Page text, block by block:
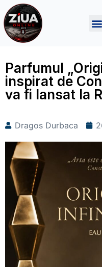
Parfumul
inspirat de
va fi lansat la
Dragos Durbaca